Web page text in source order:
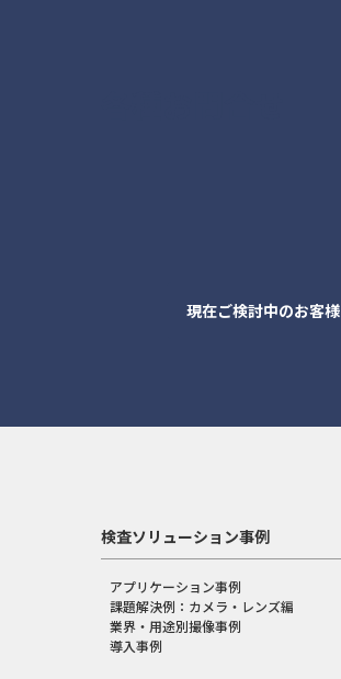
現在ご検討中のお客様
検査ソリューション事例
アプリケーション事例
課題解決例：カメラ・レンズ編
業界・用途別撮像事例
導入事例